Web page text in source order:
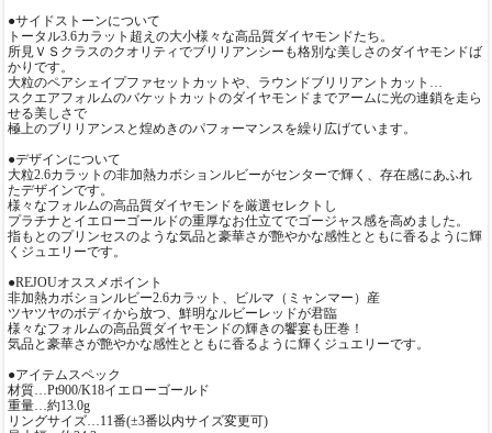
●サイドストーンについて
トータル3.6カラット超えの大小様々な高品質ダイヤモンドたち。
所見ＶＳクラスのクオリティでブリリアンシーも格別な美しさのダイヤモンドば
かりです。
大粒のペアシェイプファセットカットや、ラウンドブリリアントカット…
スクエアフォルムのバケットカットのダイヤモンドまでアームに光の連鎖を走ら
せる美しさで
極上のブリリアンスと煌めきのパフォーマンスを繰り広げています。
●デザインについて
大粒2.6カラットの非加熱カボションルビーがセンターで輝く、存在感にあふれ
たデザインです。
様々なフォルムの高品質ダイヤモンドを厳選セレクトし
プラチナとイエローゴールドの重厚なお仕立てでゴージャス感を高めました。
指もとのプリンセスのような気品と豪華さが艶やかな感性とともに香るように輝
くジュエリーです。
●REJOUオススメポイント
非加熱カボションルビー2.6カラット、ビルマ（ミャンマー）産
ツヤツヤのボディから放つ、鮮明なルビーレッドが君臨
様々なフォルムの高品質ダイヤモンドの輝きの饗宴も圧巻！
気品と豪華さが艶やかな感性とともに香るように輝くジュエリーです。
●アイテムスペック
材質…Pt900/K18イエローゴールド
重量…約13.0g
リングサイズ…11番(±3番以内サイズ変更可)